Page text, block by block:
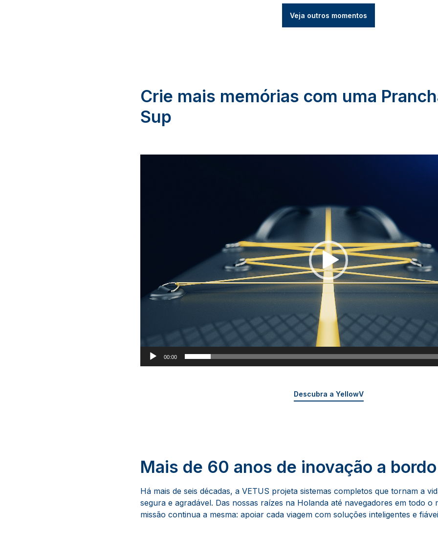
Veja outros momentos
Crie mais memórias com uma
Sup
00:00
Descubra a YellowV
Mais de 60 anos de inovação a bordo
Há mais de seis décadas, a VETUS projeta sistemas completos que tornam a
segura e agradável. Das nossas raízes na Holanda até navegadores em todo o
missão continua a mesma: apoiar cada viagem com soluções inteligentes e